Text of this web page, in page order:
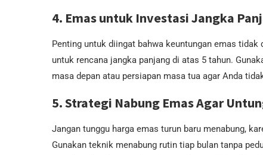
4. Emas untuk Investasi Jangka
Penting untuk diingat bahwa keuntungan emas
untuk rencana jangka panjang di atas 5 tahun.
masa depan atau persiapan masa tua agar Anda
5. Strategi Nabung Emas Agar
Jangan tunggu harga emas turun baru menabung,
Gunakan teknik menabung rutin tiap bulan tanpa